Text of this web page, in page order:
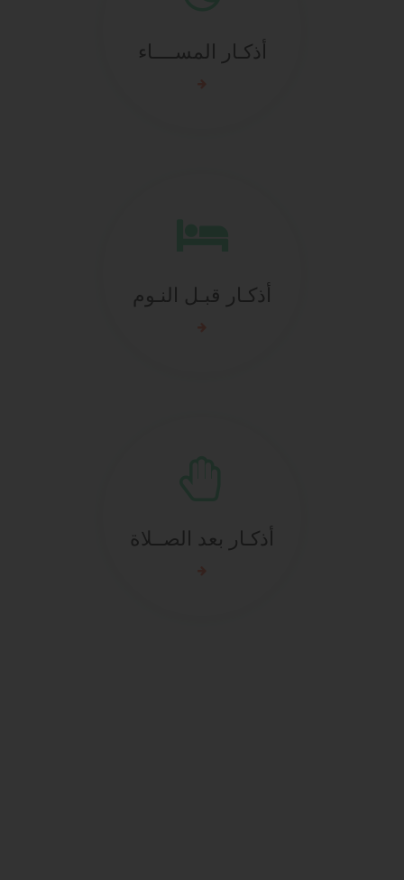
أذكـار المســــاء
أذكـار قبـل النـوم
أذكـار بعد الصــلاة